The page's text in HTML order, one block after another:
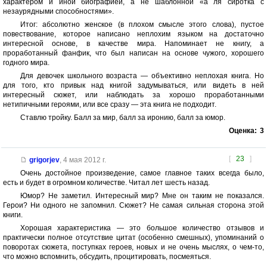
характером и иной биографией, а не шаблонной «а ля сиротка с
незаурядными способностями».
Итог: абсолютно женское (в плохом смысле этого слова), пустое
повествование, которое написано неплохим языком на достаточно
интересной основе, в качестве мира. Напоминает не книгу, а
проработанный фанфик, что был написан на основе чужого, хорошего
годного мира.
Для девочек школьного возраста — объективно неплохая книга. Но
для того, кто привык над книгой задумываться, или видеть в ней
интересный сюжет, или наблюдать за хорошо проработанными
нетипичными героями, или все сразу — эта книга не подходит.
Ставлю тройку. Балл за мир, балл за иронию, балл за юмор.
Оценка: 3
[ 23 ]
grigorjev, 4 мая 2012 г.
Очень достойное произведение, самое главное таких всегда было,
есть и будет в огромном количестве. Читал лет шесть назад.
Юмор? Не заметил. Интересный мир? Мне он таким не показался.
Герои? Ни одного не запомнил. Сюжет? Не самая сильная сторона этой
книги.
Хорошая характеристика — это большое количество отзывов и
практически полное отсутствие цитат (особенно смешных), упоминаний о
поворотах сюжета, поступках героев, новых и не очень мыслях, о чем-то,
что можно вспомнить, обсудить, процитировать, посмеяться.